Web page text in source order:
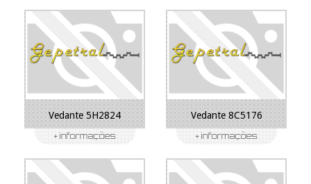
Vedante 5H2824 Vedante 8C5176